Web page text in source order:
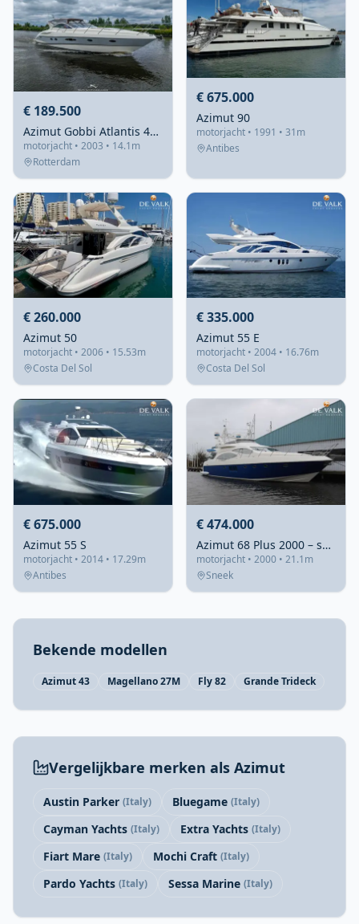
€ 189.500
Azimut Gobbi Atlantis 47 2003 – Sportief & comfortabel
motorjacht • 2003 • 14.1m
Rotterdam
€ 675.000
Azimut 90
motorjacht • 1991 • 31m
Antibes
€ 260.000
Azimut 50
motorjacht • 2006 • 15.53m
Costa Del Sol
€ 335.000
Azimut 55 E
motorjacht • 2004 • 16.76m
Costa Del Sol
€ 675.000
Azimut 55 S
motorjacht • 2014 • 17.29m
Antibes
€ 474.000
Azimut 68 Plus 2000 – snelle flybridge met 4 hutten
motorjacht • 2000 • 21.1m
Sneek
Bekende modellen
Azimut 43 Magellano 27M Fly 82 Grande Trideck
Vergelijkbare merken als Azimut
Austin Parker (Italy) Bluegame (Italy)
Cayman Yachts (Italy) Extra Yachts (Italy)
Fiart Mare (Italy) Mochi Craft (Italy)
Pardo Yachts (Italy) Sessa Marine (Italy)